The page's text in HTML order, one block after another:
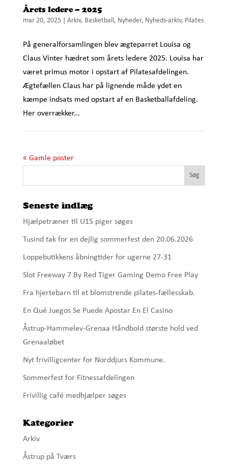
Årets ledere – 2025
mar 20, 2025| Arkiv, Basketball, Nyheder, Nyheds-arkiv, Pilates
På generalforsamlingen blev ægteparret Louisa og
Claus Vinter hædret som årets ledere 2025. Louisa har
været primus motor i opstart af Pilatesafdelingen.
Ægtefællen Claus har på lignende måde ydet en
kæmpe indsats med opstart af en Basketballafdeling.
Her overrækker...
« Gamle poster
Seneste indlæg
Hjælpetræner til U15 piger søges
Tusind tak for en dejlig sommerfest den 20.06.2026
Loppebutikkens åbningtider for ugerne 27-31
Slot Freeway 7 By Red Tiger Gaming Demo Free Play
Fra hjertebarn til et blomstrende pilates-fællesskab.
En Qué Juegos Se Puede Apostar En El Casino
Åstrup-Hammelev-Grenaa Håndbold største hold ved
Grenaaløbet
Nyt frivilligcenter for Norddjurs Kommune.
Sommerfest for Fitnessafdelingen
Frivillig café medhjælper søges
Kategorier
Arkiv
Åstrup på Tværs